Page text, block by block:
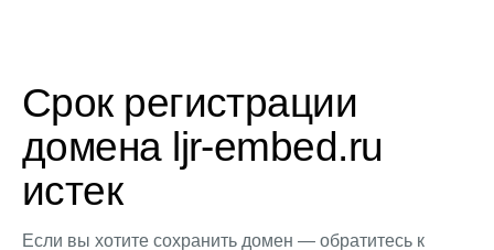
Срок регистрации
домена ljr-embed.ru
истек
Если вы хотите сохранить домен — обратитесь к